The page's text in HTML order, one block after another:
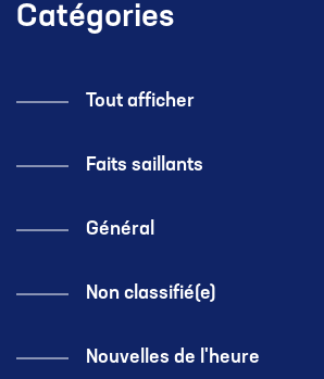
Catégories
Tout afficher
Faits saillants
Général
Non classifié(e)
Nouvelles de l'heure